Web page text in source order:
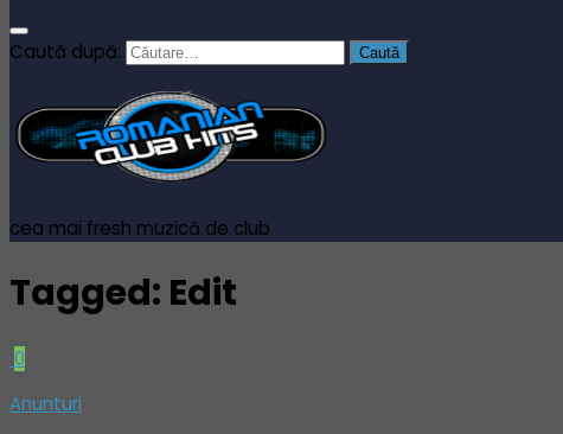
Caută după:
cea mai fresh muzică de club
Tagged: Edit
0
Anunturi